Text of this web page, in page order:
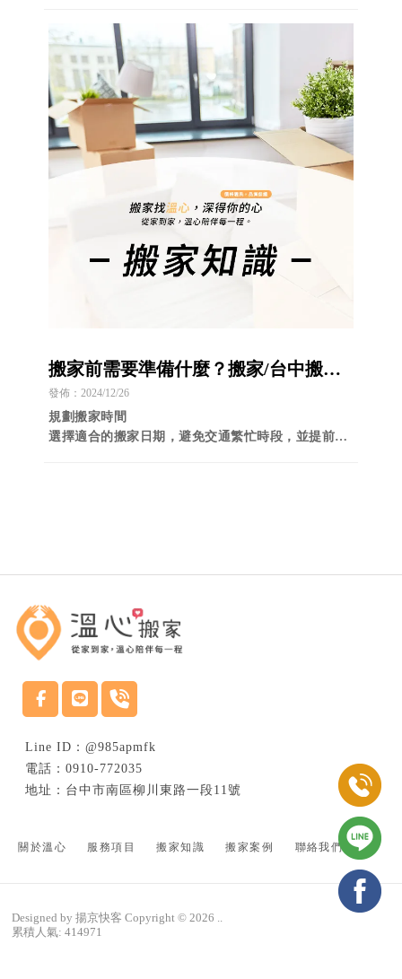
損壞家具或搬運路線的障礙。
搬家前需要準備什麼？搬家/台中搬家
推薦/南區搬家推薦
發佈：2024/12/26
規劃搬家時間
選擇適合的搬家日期，避免交通繁忙時段，並提前預
@985apmfk
0910-772035
台中市南區柳川東路一段11號
關於溫心 服務項目 搬家知識 搬家案例 聯絡我們
Designed by揚京快客 Copyright © 2026 ..
累積人氣: 414971